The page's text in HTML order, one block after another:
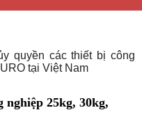
quyền các thiết bị công
tại Việt Nam
nghiệp 25kg, 30kg,